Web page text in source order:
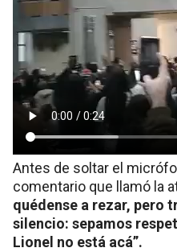
Antes de soltar el
comentario que llamó la
quédense a rezar, pero
silencio: sepamos
Lionel no está acá”.